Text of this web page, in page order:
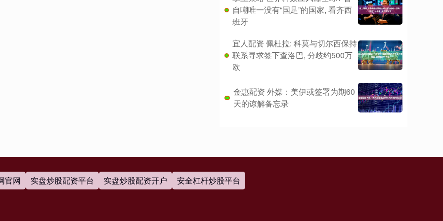
自嘲唯一没有“国足”的国家, 看齐西
班牙
宜人配资 佩杜拉: 科莫与切尔西保持
联系寻求签下查洛巴, 分歧约500万
欧
金惠配资 外媒：美伊或签署为期60
天的谅解备忘录
官网 实盘炒股配资平台 实盘炒股配资开户 安全杠杆炒股平台